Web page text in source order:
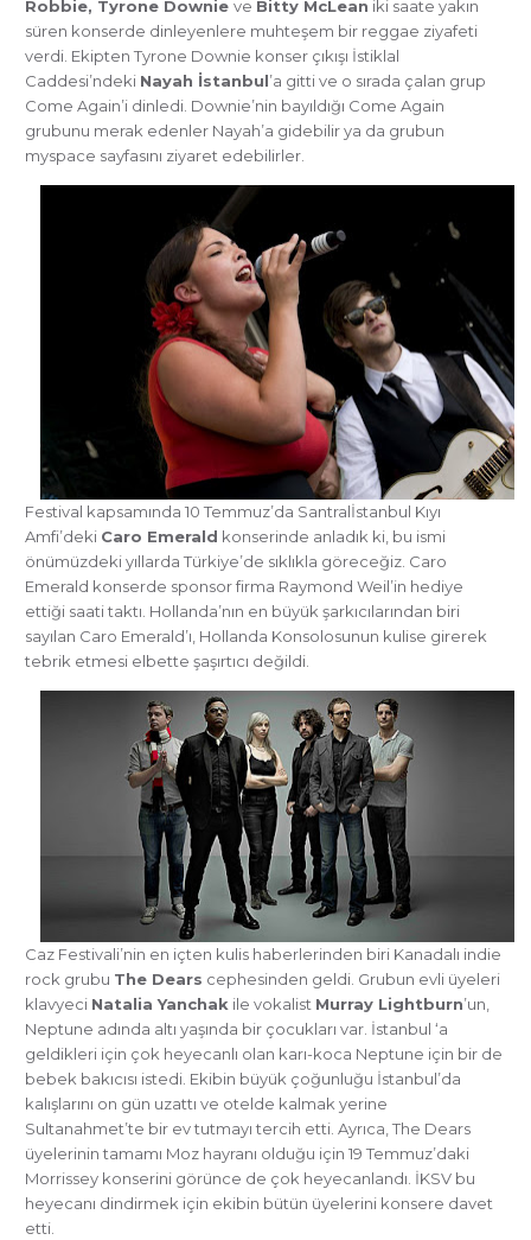
Robbie, Tyrone Downie ve Bitty McLean iki saate yakın
süren konserde dinleyenlere muhteşem bir reggae ziyafeti
verdi. Ekipten Tyrone Downie konser çıkışı İstiklal
Caddesi’ndeki Nayah İstanbul’a gitti ve o sırada çalan grup
Come Again’i dinledi. Downie’nin bayıldığı Come Again
grubunu merak edenler Nayah’a gidebilir ya da grubun
myspace sayfasını ziyaret edebilirler.
Festival kapsamında 10 Temmuz’da Santralİstanbul Kıyı
Amfi’deki Caro Emerald konserinde anladık ki, bu ismi
önümüzdeki yıllarda Türkiye’de sıklıkla göreceğiz. Caro
Emerald konserde sponsor firma Raymond Weil’in hediye
ettiği saati taktı. Hollanda’nın en büyük şarkıcılarından biri
sayılan Caro Emerald’ı, Hollanda Konsolosunun kulise girerek
tebrik etmesi elbette şaşırtıcı değildi.
Caz Festivali’nin en içten kulis haberlerinden biri Kanadalı indie
rock grubu The Dears cephesinden geldi. Grubun evli üyeleri
klavyeci Natalia Yanchak ile vokalist Murray Lightburn’un,
Neptune adında altı yaşında bir çocukları var. İstanbul ‘a
geldikleri için çok heyecanlı olan karı-koca Neptune için bir de
bebek bakıcısı istedi. Ekibin büyük çoğunluğu İstanbul’da
kalışlarını on gün uzattı ve otelde kalmak yerine
Sultanahmet’te bir ev tutmayı tercih etti. Ayrıca, The Dears
üyelerinin tamamı Moz hayranı olduğu için 19 Temmuz’daki
Morrissey konserini görünce de çok heyecanlandı. İKSV bu
heyecanı dindirmek için ekibin bütün üyelerini konsere davet
etti.